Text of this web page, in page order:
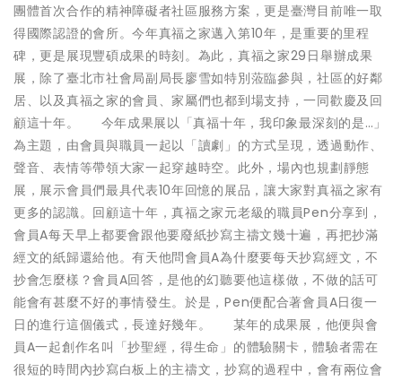
團體首次合作的精神障礙者社區服務方案，更是臺灣目前唯一取
得國際認證的會所。今年真福之家邁入第10年，是重要的里程
碑，更是展現豐碩成果的時刻。為此，真福之家29日舉辦成果
展，除了臺北市社會局副局長廖雪如特別蒞臨參與，社區的好鄰
居、以及真福之家的會員、家屬們也都到場支持，一同歡慶及回
顧這十年。 今年成果展以「真福十年，我印象最深刻的是…」
為主題，由會員與職員一起以「讀劇」的方式呈現，透過動作、
聲音、表情等帶領大家一起穿越時空。此外，場內也規劃靜態
展，展示會員們最具代表10年回憶的展品，讓大家對真福之家有
更多的認識。回顧這十年，真福之家元老級的職員Pen分享到，
會員A每天早上都要會跟他要廢紙抄寫主禱文幾十遍，再把抄滿
經文的紙歸還給他。有天他問會員A為什麼要每天抄寫經文，不
抄會怎麼樣？會員A回答，是他的幻聽要他這樣做，不做的話可
能會有甚麼不好的事情發生。於是，Pen便配合著會員A日復一
日的進行這個儀式，長達好幾年。 某年的成果展，他便與會
員A一起創作名叫「抄聖經，得生命」的體驗關卡，體驗者需在
很短的時間內抄寫白板上的主禱文，抄寫的過程中，會有兩位會